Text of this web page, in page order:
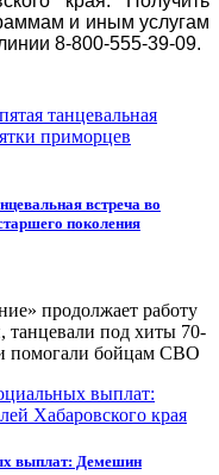
и иным услугам
8-800-555-39-09.
встреча во
поколения
продолжает работу
танцевали под хиты 70-
помогали бойцам СВО
выплат: Демешин